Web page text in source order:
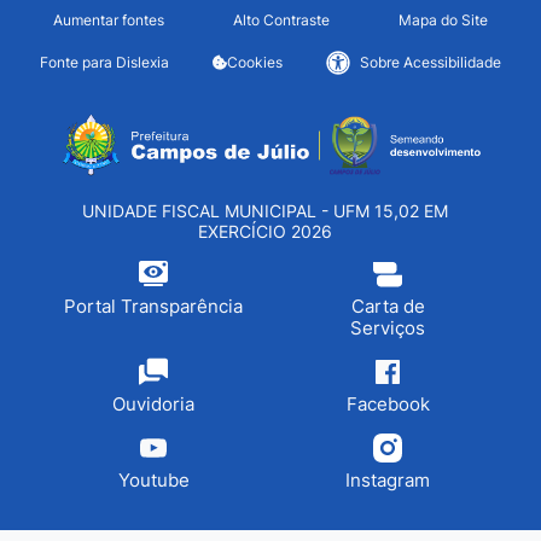
Seção de atalhos e links
Ir para o conteúdo [alt+1]
Ir para o menu [alt+2]
Ir para o rodapé [alt+4]
Aumentar fontes Alto Contraste Mapa do Site
Fonte para Dislexia Cookies Sobre Acessibilidade
Seção do menu principal
UNIDADE FISCAL MUNICIPAL - UFM 15,02 EM
EXERCÍCIO 2026
Portal Transparência
Carta de
Serviços
Ouvidoria Facebook
Youtube Instagram